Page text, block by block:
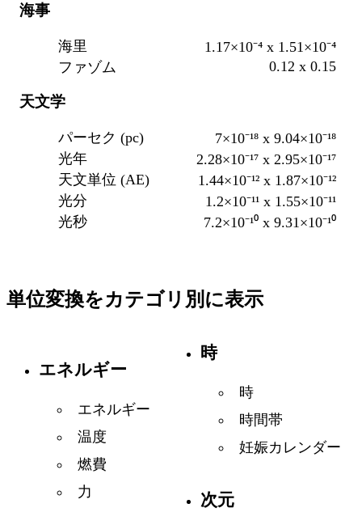
海事
海里
1.17×10⁻⁴ x 1.51×10⁻⁴
ファゾム
0.12 x 0.15
天文学
パーセク (pc)
7×10⁻¹⁸ x 9.04×10⁻¹⁸
光年
2.28×10⁻¹⁷ x 2.95×10⁻¹⁷
天文単位 (AE)
1.44×10⁻¹² x 1.87×10⁻¹²
光分
1.2×10⁻¹¹ x 1.55×10⁻¹¹
光秒
7.2×10⁻¹⁰ x 9.31×10⁻¹⁰
単位変換をカテゴリ別に表示
エネルギー
エネルギー
温度
燃費
力
時
時
時間帯
妊娠カレンダー
次元